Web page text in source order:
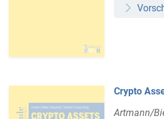
Crypto
Artmann/